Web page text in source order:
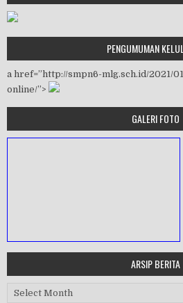
PENGUMUMAN
a href=”http://smpn6-mlg.sch.id/2021/
online/”>
GALERI FOTO
ARSIP BERITA
Arsip Berita